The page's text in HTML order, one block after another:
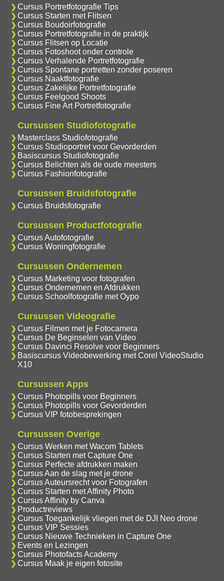
Cursus Portretfotografie Tips
Cursus Starten met Flitsen
Cursus Boudoirfotografie
Cursus Portretfotografie in de praktijk
Cursus Flitsen op Locatie
Cursus Fotoshoot onder controle
Cursus Verhalende Portretfotografie
Cursus Spontane portretten zonder poseren
Cursus Naaktfotografie
Cursus Zakelijke Portretfotografie
Cursus Feelgood Shoots
Cursus Fine Art Portretfotografie
Cursussen Studiofotografie
Masterclass Studiofotografie
Cursus Studioportret voor Gevorderden
Basiscursus Studiofotografie
Cursus Belichten als de oude meesters
Cursus Fashionfotografie
Cursussen Bruidsfotografie
Cursus Bruidsfotografie
Cursussen Productfotografie
Cursus Autofotografie
Cursus Woningfotografie
Cursussen Ondernemen
Cursus Marketing voor fotografen
Cursus Ondernemen en Afdrukken
Cursus Schoolfotografie met Oypo
Cursussen Videografie
Cursus Filmen met je Fotocamera
Cursus De Beginselen van Video
Cursus Davinci Resolve voor Beginners
Basiscursus Videobewerking met Corel VideoStudio
X10
Cursussen Apps
Cursus Photopills voor Beginners
Cursus Photopills voor Gevorderden
Cursus VIP fotobesprekingen
Cursussen Overige
Cursus Werken met Wacom Tablets
Cursus Starten met Capture One
Cursus Perfecte afdrukken maken
Cursus Aan de slag met je drone
Cursus Auteursrecht voor Fotografen
Cursus Starten met Affinity Photo
Cursus Affinity by Canva
Productreviews
Cursus Toegankelijk vliegen met de DJI Neo drone
Cursus VIP Sessies
Cursus Nieuwe Technieken in Capture One
Events en Lezingen
Cursus Photofacts Academy
Cursus Maak je eigen fotosite